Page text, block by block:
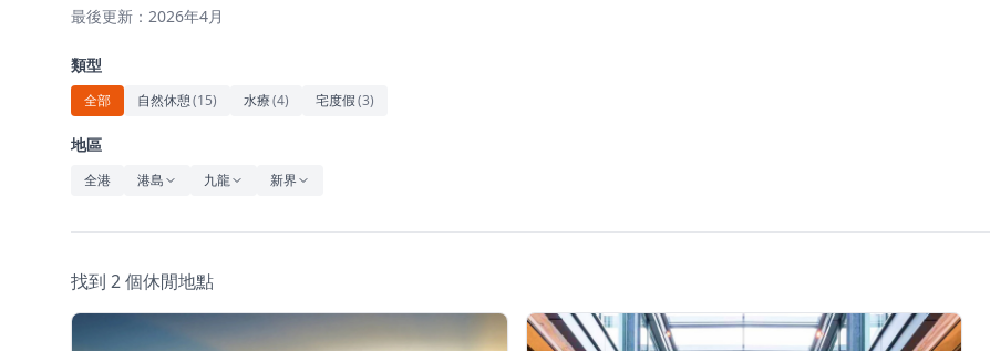
最後更新：2026年4月
類型
全部 自然休憩(15) 水療(4) 宅度假(3)
地區
全港 港島 九龍 新界
找到 2 個休閒地點